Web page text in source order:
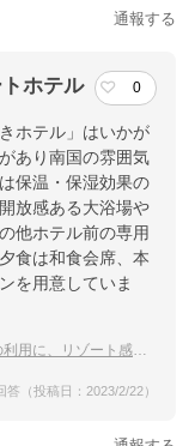
通報する
ホテル 0
ホテル」はいかが
あり南国の雰囲気
保温・保湿効果の
放感ある大浴場や
他ホテル前の専用
食は和食会席、本
を用意していま
ト感を味わえるおすすめ宿は？
答（投稿日：2023/2/22）